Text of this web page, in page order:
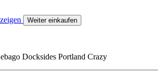
Weiter einkaufen
Docksides Portland Crazy